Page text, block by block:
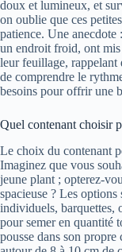
doux et lumineux, et
on oublie que ces
patience. Une anecdote
un endroit froid, ont
leur feuillage, rappelant
de comprendre le
besoins pour offrir une
Quel contenant choisir
Le choix du contenant
Imaginez que vous
jeune plant ; opterez-
spacieuse ? Les
individuels, barquettes,
pour semer en quantité
pousse dans son